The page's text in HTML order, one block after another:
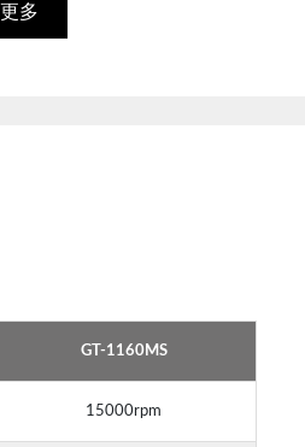
多
GT-1160MS
15000rpm